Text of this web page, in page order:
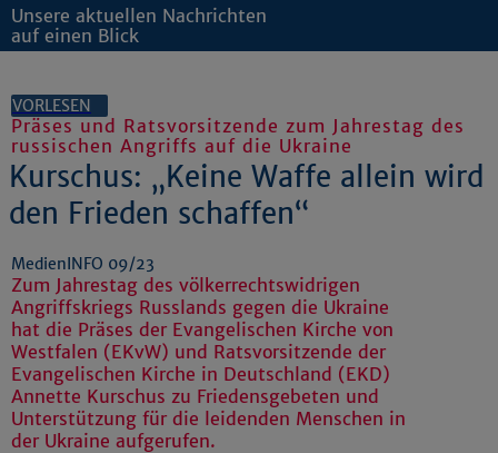
Unsere aktuellen Nachrichten
auf einen Blick
VORLESEN
Präses und Ratsvorsitzende zum Jahrestag des
russischen Angriffs auf die Ukraine
Kurschus: „Keine Waffe allein wird
den Frieden schaffen“
MedienINFO 09/23
Zum Jahrestag des völkerrechtswidrigen
Angriffskriegs Russlands gegen die Ukraine
hat die Präses der Evangelischen Kirche von
Westfalen (EKvW) und Ratsvorsitzende der
Evangelischen Kirche in Deutschland (EKD)
Annette Kurschus zu Friedensgebeten und
Unterstützung für die leidenden Menschen in
der Ukraine aufgerufen.